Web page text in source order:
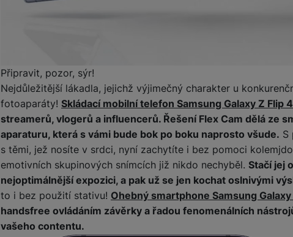
Připravit, pozor, sýr!
Nejdůležitější lákadla, jejichž výjimečný charakter u
fotoaparáty! Skládací mobilní telefon Samsung Galaxy Z Flip 4
streamerů, vlogerů a influencerů. Řešení Flex Cam dělá ze
aparaturu, která s vámi bude bok po boku naprosto všude. S
s těmi, jež nosíte v srdci, nyní zachytíte i bez pomoci
emotivních skupinových snímcích již nikdo nechyběl. Stačí jej
nejoptimálnější expozici, a pak už se jen kochat oslnivými
to i bez použití stativu! Ohebný smartphone Samsung Galaxy
handsfree ovládáním závěrky a řadou fenomenálních
vašeho contentu.